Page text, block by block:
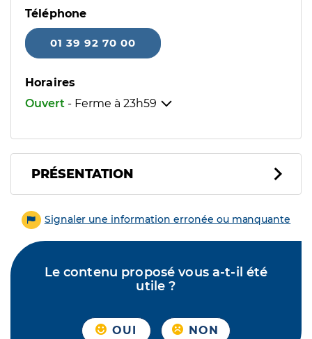
Téléphone
01 39 92 70 00
Horaires
Ouvert - Ferme à 23h59
PRÉSENTATION
Signaler une information erronée ou manquante
Le contenu proposé vous a-t-il été
utile ?
OUI NON